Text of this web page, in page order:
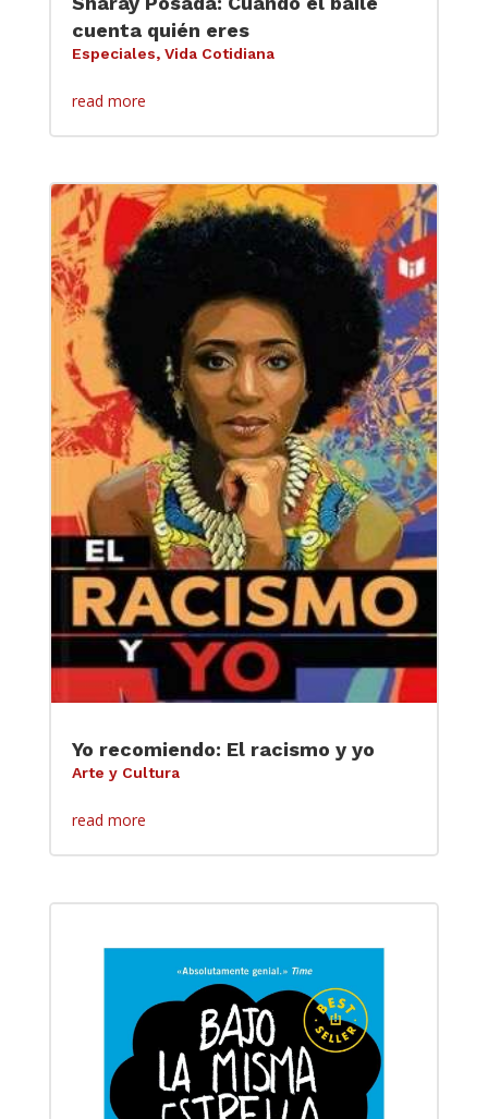
cuenta quién eres
Especiales, Vida Cotidiana
read more
Yo recomiendo: El racismo y yo
Arte y Cultura
read more